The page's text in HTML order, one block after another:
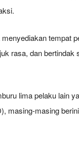
tempat
rasa, dan bertindak
lima pelaku lain
masing-masing